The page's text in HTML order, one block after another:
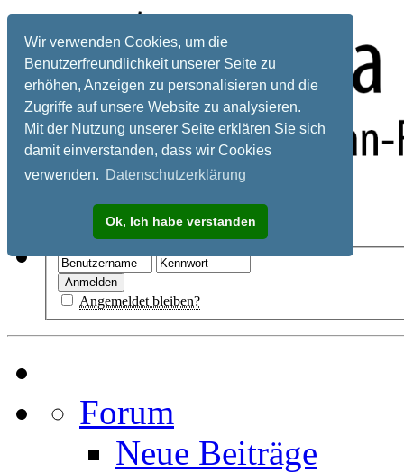
Wir verwenden Cookies, um die
Benutzerfreundlichkeit unserer Seite zu
erhöhen, Anzeigen zu personalisieren und die
Zugriffe auf unsere Website zu analysieren.
Mit der Nutzung unserer Seite erklären Sie sich
damit einverstanden, dass wir Cookies
verwenden. Datenschutzerklärung
Ok, Ich habe verstanden
Registrieren
Angemeldet bleiben?
Forum
Neue Beiträge